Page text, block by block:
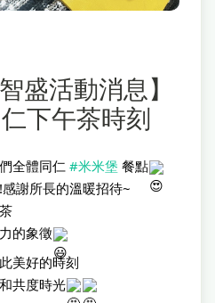
盛活動消息】
下午茶時刻
全體同仁 #米米堡 餐點
謝所長的溫暖招待~
的象徵
美好的時刻
共度時光